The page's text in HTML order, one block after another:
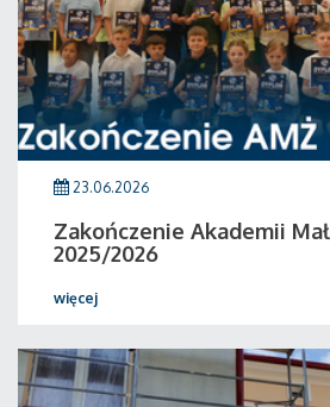
23.06.2026
Zakończenie Akademii
2025/2026
więcej